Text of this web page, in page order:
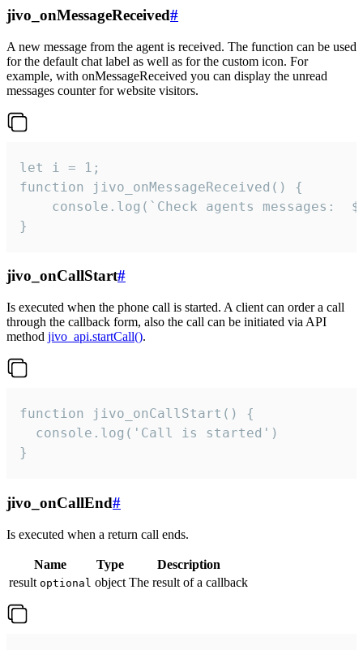
jivo_onMessageReceived#
A new message from the agent is received. The function can be used
for the default chat label as well as for the custom icon. For
example, with onMessageReceived you can display the unread
messages counter for website visitors.
let i = 1;
function jivo_onMessageReceived() {
}
jivo_onCallStart#
Is executed when the phone call is started. A client can order a call
through the callback form, also the call can be initiated via API
method jivo_api.startCall().
function jivo_onCallStart() {
  console.log('Call is started')
}
jivo_onCallEnd#
Is executed when a return call ends.
Name Type
Description
result optional object The result of a callback